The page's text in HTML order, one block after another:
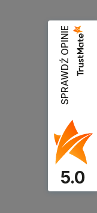
SPRAWDŹ OPINIE
5.0